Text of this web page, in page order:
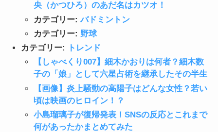
央（かつひろ）のあだ名はカツオ！
カテゴリー:バドミントン
カテゴリー: 野球
カテゴリー:
トレンド
【しゃべくり007】細木かおりは何者？細木数
子の「娘」として六星占術を継承したその半生
【画像】炎上騒動の高陽子はどんな女性？若い
頃は映画のヒロイン！？
小島瑠璃子が復帰発表！SNSの反応とこれまで
何があったかまとめてみた